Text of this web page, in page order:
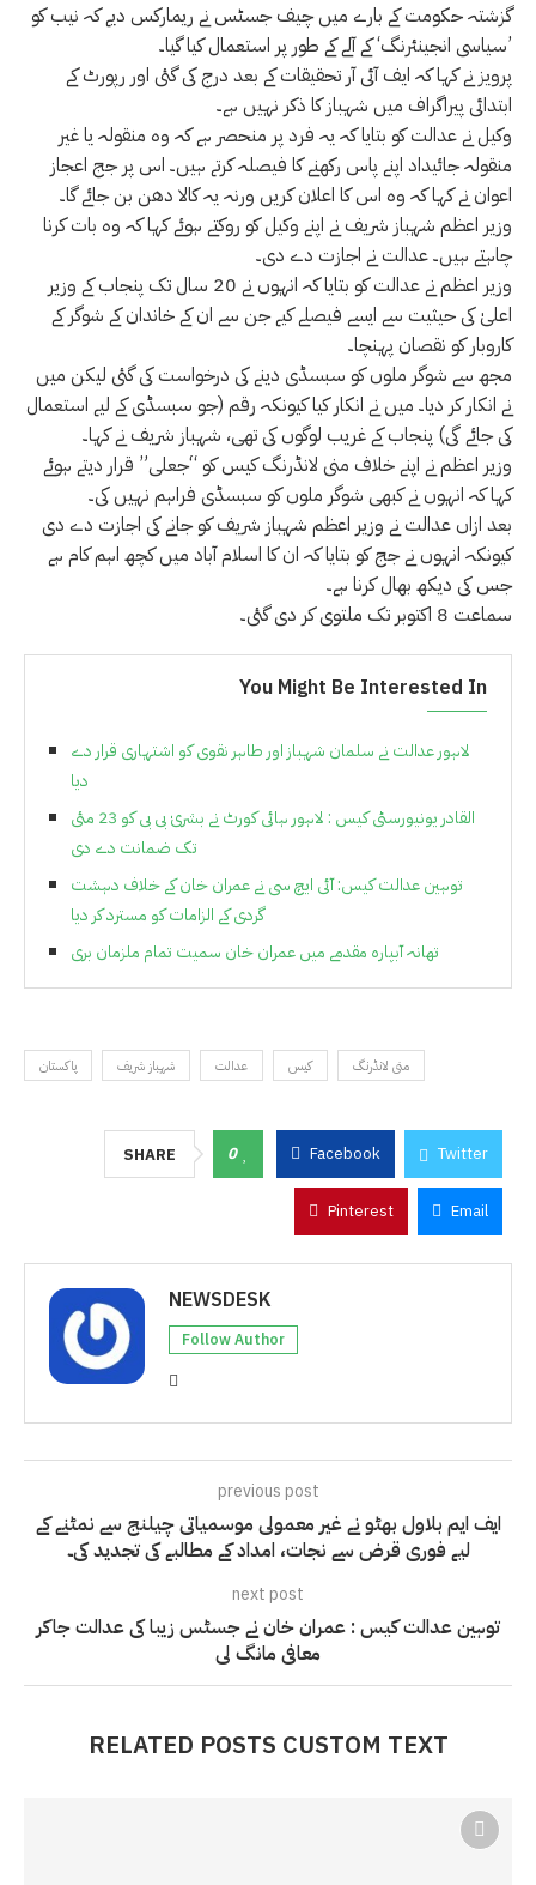
گزشتہ حکومت کے بارے میں چیف جسٹس نے ریمارکس دیے کہ نیب کو
’سیاسی انجینئرنگ‘ کے آلے کے طور پر استعمال کیا گیا۔
پرویز نے کہا کہ ایف آئی آر تحقیقات کے بعد درج کی گئی اور رپورٹ کے
ابتدائی پیراگراف میں شہباز کا ذکر نہیں ہے۔
وکیل نے عدالت کو بتایا کہ یہ فرد پر منحصر ہے کہ وہ منقولہ یا غیر
منقولہ جائیداد اپنے پاس رکھنے کا فیصلہ کرتے ہیں۔ اس پر جج اعجاز
اعوان نے کہا کہ وہ اس کا اعلان کریں ورنہ یہ کالا دھن بن جائے گا۔
وزیر اعظم شہباز شریف نے اپنے وکیل کو روکتے ہوئے کہا کہ وہ بات کرنا
چاہتے ہیں۔ عدالت نے اجازت دے دی۔
وزیر اعظم نے عدالت کو بتایا کہ انہوں نے 20 سال تک پنجاب کے وزیر
اعلیٰ کی حیثیت سے ایسے فیصلے کیے جن سے ان کے خاندان کے شوگر کے
کاروبار کو نقصان پہنچا۔
مجھ سے شوگر ملوں کو سبسڈی دینے کی درخواست کی گئی لیکن میں
نے انکار کر دیا۔ میں نے انکار کیا کیونکہ رقم (جو سبسڈی کے لیے استعمال
کی جائے گی) پنجاب کے غریب لوگوں کی تھی، شہباز شریف نے کہا۔
وزیر اعظم نے اپنے خلاف منی لانڈرنگ کیس کو “جعلی” قرار دیتے ہوئے
کہا کہ انہوں نے کبھی شوگر ملوں کو سبسڈی فراہم نہیں کی۔
بعد ازاں عدالت نے وزیر اعظم شہباز شریف کو جانے کی اجازت دے دی
کیونکہ انہوں نے جج کو بتایا کہ ان کا اسلام آباد میں کچھ اہم کام ہے
جس کی دیکھ بھال کرنا ہے۔
سماعت 8 اکتوبر تک ملتوی کر دی گئی۔
You Might Be Interested In
لاہور عدالت نے سلمان شہباز اور طاہر نقوی کو اشتہاری قرار دے
دیا
القادر یونیورسٹی کیس : لاہور ہائی کورٹ نے بشریٰ بی بی کو 23 مئی
تک ضمانت دے دی
توہین عدالت کیس: آئی ایچ سی نے عمران خان کے خلاف دہشت
گردی کے الزامات کو مسترد کر دیا
تھانہ آبپارہ مقدمے میں عمران خان سمیت تمام ملزمان بری
پاکستان شہباز شریف عدالت کیس منی لانڈرنگ
SHARE 0 Facebook Twitter
Pinterest Email
NEWSDESK
Follow Author
previous post
ایف ایم بلاول بھٹو نے غیر معمولی موسمیاتی چیلنج سے نمٹنے کے
لیے فوری قرض سے نجات، امداد کے مطالبے کی تجدید کی۔
next post
توہین عدالت کیس : عمران خان نے جسٹس زیبا کی عدالت جاکر
معافی مانگ لی
RELATED POSTS CUSTOM TEXT